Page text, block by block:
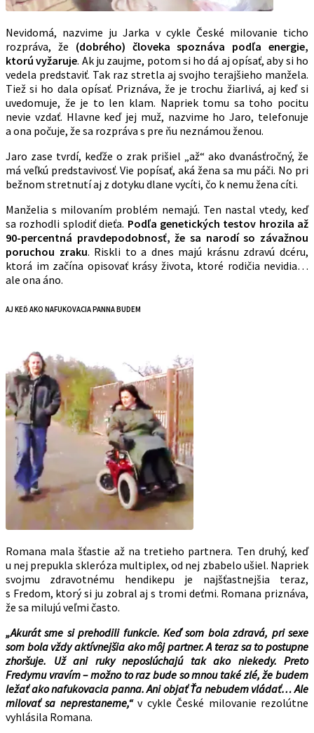
Nevidomá, nazvime ju Jarka v cykle České milovanie ticho
rozpráva, že (dobrého) človeka spoznáva podľa energie,
ktorú vyžaruje. Ak ju zaujme, potom si ho dá aj opísať, aby si ho
vedela predstaviť. Tak raz stretla aj svojho terajšieho manžela.
Tiež si ho dala opísať. Priznáva, že je trochu žiarlivá, aj keď si
uvedomuje, že je to len klam. Napriek tomu sa toho pocitu
nevie vzdať. Hlavne keď jej muž, nazvime ho Jaro, telefonuje
a ona počuje, že sa rozpráva s pre ňu neznámou ženou.
Jaro zase tvrdí, keďže o zrak prišiel „až“ ako dvanásťročný, že
má veľkú predstavivosť. Vie popísať, aká žena sa mu páči. No pri
bežnom stretnutí aj z dotyku dlane vycíti, čo k nemu žena cíti.
Manželia s milovaním problém nemajú. Ten nastal vtedy, keď
sa rozhodli splodiť dieťa. Podľa genetických testov hrozila až
90-percentná pravdepodobnosť, že sa narodí so závažnou
poruchou zraku. Riskli to a dnes majú krásnu zdravú dcéru,
ktorá im začína opisovať krásy života, ktoré rodičia nevidia…
ale ona áno.
AJ KEĎ AKO NAFUKOVACIA PANNA BUDEM
Romana mala šťastie až na tretieho partnera. Ten druhý, keď
u nej prepukla skleróza multiplex, od nej zbabelo ušiel. Napriek
svojmu zdravotnému hendikepu je najšťastnejšia teraz,
s Fredom, ktorý si ju zobral aj s tromi deťmi. Romana priznáva,
že sa milujú veľmi často.
„Akurát sme si prehodili funkcie. Keď som bola zdravá, pri sexe
som bola vždy aktívnejšia ako môj partner. A teraz sa to postupne
zhoršuje. Už ani ruky neposlúchajú tak ako niekedy. Preto
Fredymu vravím – možno to raz bude so mnou také zlé, že budem
ležať ako nafukovacia panna. Ani objať Ťa nebudem vládať… Ale
milovať sa neprestaneme,“v cykle České milovanie rezolútne
vyhlásila Romana.